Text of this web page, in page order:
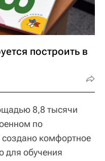
построить в
8,8 тысячи
по
создано комфортное
для обучения